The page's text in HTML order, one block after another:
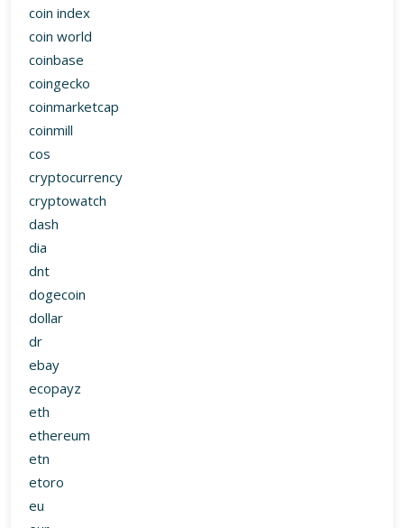
coin index
coin world
coinbase
coingecko
coinmarketcap
coinmill
cos
cryptocurrency
cryptowatch
dash
dia
dnt
dogecoin
dollar
dr
ebay
ecopayz
eth
ethereum
etn
etoro
eu